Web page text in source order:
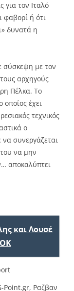
για τον Ιταλό
φαβορί ή ότι
δυνατά η
σύσκεψη με τον
αρχηγούς
Πέλκα. Το
έχει
τεχνικός
ο
να συνεργάζεται
να μην
αποκαλύπτει
και Λουσέ
Point.gr, Ραζβαν